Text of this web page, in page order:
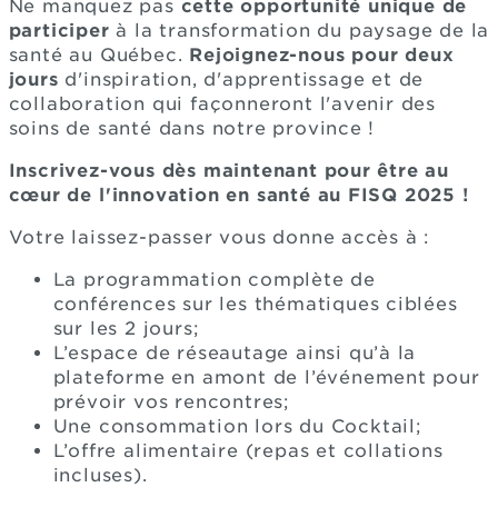
Ne manquez pas cette opportunité unique de
participerà la transformation du paysage de la
santé au Québec. Rejoignez-nous pour deux
jours d'inspiration, d'apprentissage et de
collaboration qui façonneront l'avenir des
soins de santé dans notre province !
Inscrivez-vous dès maintenant pour être au
cœur de l'innovation en santé au FISQ 2025 !
Votre laissez-passer vous donne accès à :
La programmation complète de
conférences sur les thématiques ciblées
sur les 2 jours;
L’espace de réseautage ainsi qu’à la
plateforme en amont de l’événement pour
prévoir vos rencontres;
Une consommation lors du Cocktail;
L’offre alimentaire (repas et collations
incluses).